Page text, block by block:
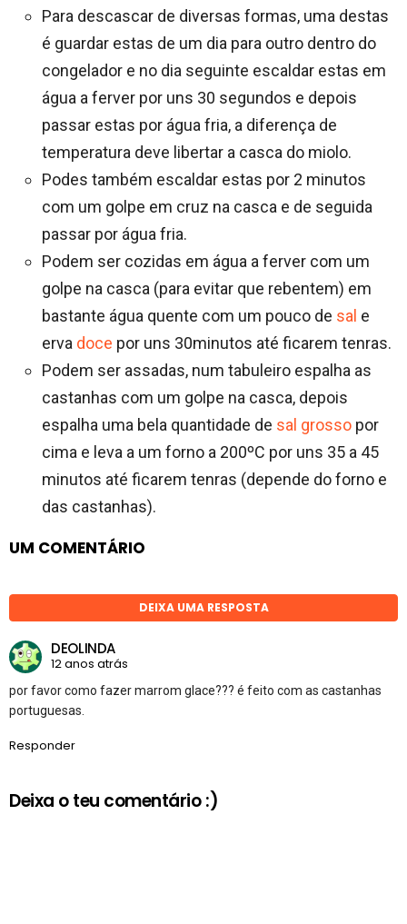
Para descascar de diversas formas, uma destas
é guardar estas de um dia para outro dentro do
congelador e no dia seguinte escaldar estas em
água a ferver por uns 30 segundos e depois
passar estas por água fria, a diferença de
temperatura deve libertar a casca do miolo.
Podes também escaldar estas por 2 minutos
com um golpe em cruz na casca e de seguida
passar por água fria.
Podem ser cozidas em água a ferver com um
golpe na casca (para evitar que rebentem) em
bastante água quente com um pouco de sal e
erva doce por uns 30minutos até ficarem tenras.
Podem ser assadas, num tabuleiro espalha as
castanhas com um golpe na casca, depois
espalha uma bela quantidade de sal grosso por
cima e leva a um forno a 200ºC por uns 35 a 45
minutos até ficarem tenras (depende do forno e
das castanhas).
UM COMENTÁRIO
DEIXA UMA RESPOSTA
DEOLINDA
12 anos atrás
por favor como fazer marrom glace??? é feito com as castanhas
portuguesas.
Responder
Deixa o teu comentário :)